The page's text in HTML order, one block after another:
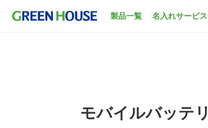
製品一覧 名入れサービス
モバイルバッテリ